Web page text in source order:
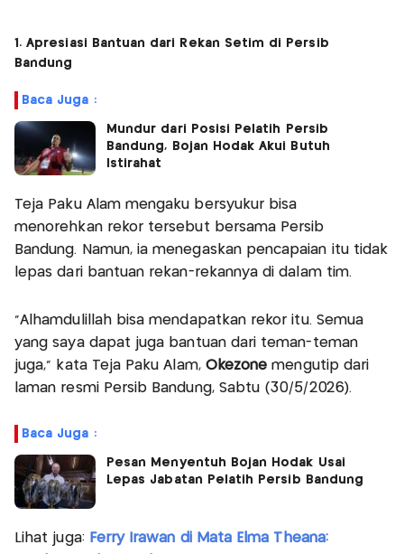
1. Apresiasi Bantuan dari Rekan Setim di Persib
Bandung
Baca Juga :
Mundur dari Posisi Pelatih Persib
Bandung, Bojan Hodak Akui Butuh
Istirahat
Teja Paku Alam mengaku bersyukur bisa
menorehkan rekor tersebut bersama Persib
Bandung. Namun, ia menegaskan pencapaian itu tidak
lepas dari bantuan rekan-rekannya di dalam tim.
"Alhamdulillah bisa mendapatkan rekor itu. Semua
yang saya dapat juga bantuan dari teman-teman
juga," kata Teja Paku Alam,Okezonemengutip dari
laman resmi Persib Bandung, Sabtu (30/5/2026).
Baca Juga :
Pesan Menyentuh Bojan Hodak Usai
Lepas Jabatan Pelatih Persib Bandung
Lihat juga: Ferry Irawan di Mata Elma Theana: